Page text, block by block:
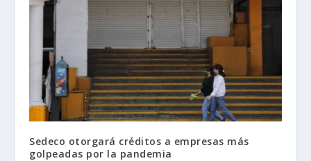
Sedeco otorgará créditos a empresas más
golpeadas por la pandemia